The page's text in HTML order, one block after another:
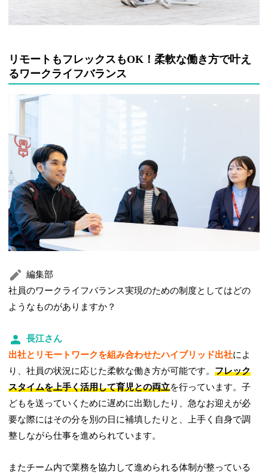
リモートもフレックスもOK！柔軟な働き方で叶え
るワークライフバランス
編集部
社員のワークライフバランス実現のための制度としてはどの
ようなものがありますか？
長江さん
出社とリモートワークを組み合わせたハイブリッド出社によ
り、社員の状況に応じた柔軟な働き方が可能です。フレック
スタイムを上手く活用して育児との両立を行っています。子
どもを送っていくために遅めに出勤したり、急なお迎えが必
要な際にはその分を別の日に補填したりと、上手く自身で調
整しながら仕事を進められています。
またチーム内で業務を協力して進められる体制が整っている